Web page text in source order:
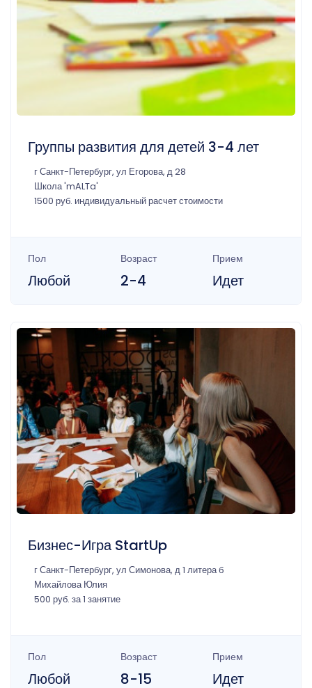
Группы развития для детей 3-4 лет
г Санкт-Петербург, ул Егорова, д 28
Школа 'mALTa'
1500 руб. индивидуальный расчет стоимости
Пол
Любой
Возраст
2-4
Прием
Идет
Бизнес-Игра StartUp
г Санкт-Петербург, ул Симонова, д 1 литера б
Михайлова Юлия
500 руб. за 1 занятие
Пол
Любой
Возраст
8-15
Прием
Идет